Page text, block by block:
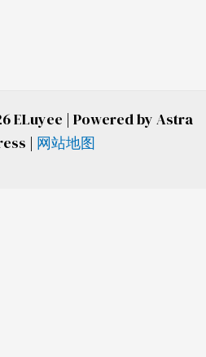
ELuyee | Powered by Astra
| 网站地图